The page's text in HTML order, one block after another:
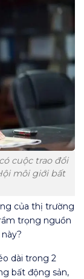
cuộc trao đổi
môi giới bất
của thị trường
trọng nguồn
dài trong 2
bất động sản,